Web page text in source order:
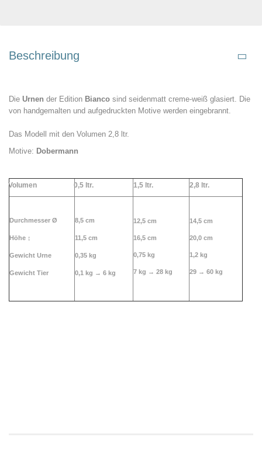
Beschreibung
Die Urnen der Edition Bianco sind seidenmatt creme-weiß glasiert. Die
von handgemalten und aufgedruckten Motive werden eingebrannt.
Das Modell mit den Volumen 2,8 ltr.
Motive: Dobermann
Volumen 0,5 ltr. 1,5 ltr. 2,8 ltr.
Durchmesser Ø
Höhe ↕
Gewicht Urne
Gewicht Tier
8,5 cm
11,5 cm
0,35 kg
0,1 kg → 6 kg
12,5 cm
16,5 cm
0,75 kg
7 kg → 28 kg
14,5 cm
20,0 cm
1,2 kg
29 → 60 kg